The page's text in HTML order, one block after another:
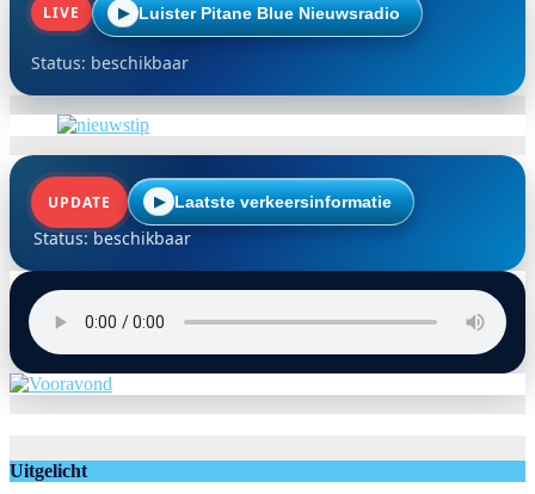
LIVE ▶ Luister Pitane Blue Nieuwsradio
Status: beschikbaar
UPDATE ▶ Laatste verkeersinformatie
Status: beschikbaar
Uitgelicht